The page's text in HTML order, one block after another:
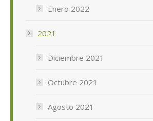
Enero 2022
2021
Diciembre 2021
Octubre 2021
Agosto 2021